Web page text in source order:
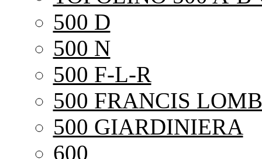
500 D
500 N
500 F-L-R
500 FRANCIS
500 GIARDINIERA
600